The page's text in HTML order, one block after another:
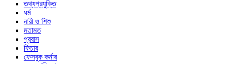
তথ্যপ্রযুক্তি
ধর্ম
নারী ও শিশু
মতামত
প্রবাস
ফিচার
ফেসবুক কর্নার